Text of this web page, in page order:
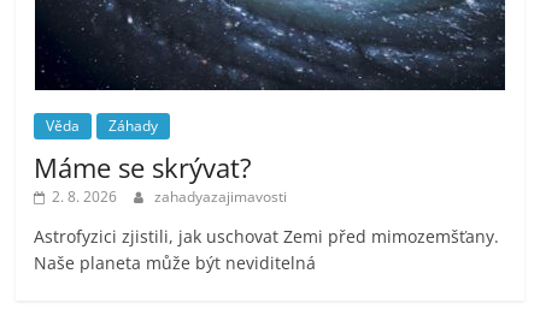
Věda Záhady
Máme se skrývat?
2. 8. 2026 zahadyazajimavosti
Astrofyzici zjistili, jak uschovat Zemi před mimozemšťany.
Naše planeta může být neviditelná